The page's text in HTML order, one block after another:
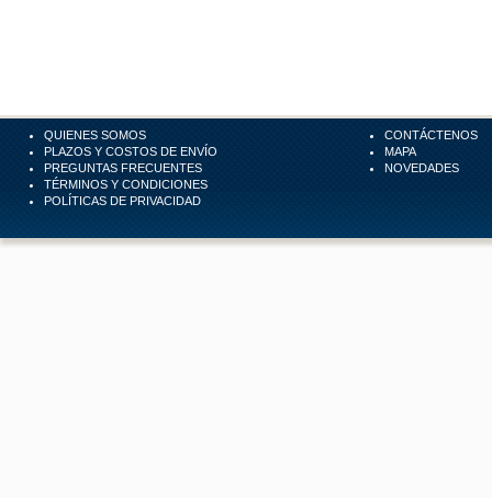
QUIENES SOMOS
PLAZOS Y COSTOS DE ENVÍO
PREGUNTAS FRECUENTES
TÉRMINOS Y CONDICIONES
POLÍTICAS DE PRIVACIDAD
CONTÁCTENOS
MAPA
NOVEDADES